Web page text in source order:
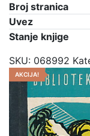
Broj stranica
Uvez
Stanje knjige
SKU: 068992
AKCIJA!